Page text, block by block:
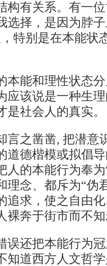
构有关系。有一
选择，是因为脖
特别是在本能状
能和理性状态分
应该说是一种生
社会人的真实。
之凿凿, 把潜意
道德楷模或拟倡
人的本能行为奉
理念、都斥为“伪
追求，使之自由
裸奔于街市而不
还把本能行为冠
知道西方人文哲